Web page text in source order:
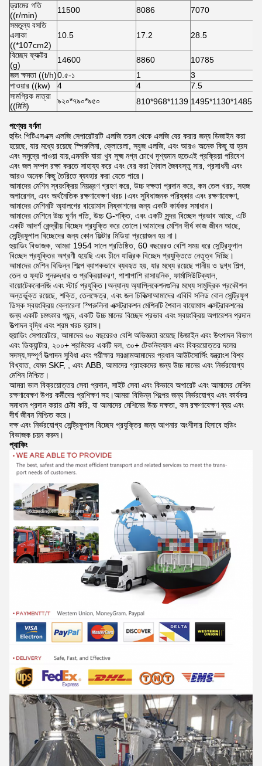
ড্রামের গতি
((r/min)
11500 8086
7070
সমতুল্য বসতি
এলাকা
((*107cm2)
10.5 17.2 28.5
বিচ্ছেদ ফ্যাক্টর
(g)
14600 8860
10785
জল ক্ষমতা ((t/h)0.৫-১ 1
3
পাওয়ার ((kw)
4 4
7.5
সামগ্রিক মাত্রা
((মিমি)
৯২০*৭৯০*৯৫০ 810*968*1139 1495*1130*1485
পণ্যের বর্ণনা
হুডিং পিটিএসএক্স এলজি সেপারেটরটি এলজি তরল থেকে এলজি বের করার জন্য ডিজাইন করা
হয়েছে, যার মধ্যে রয়েছে স্পিরুলিনা, ক্লোরেলা, সবুজ এলজি, এবং আরও অনেক কিছু যা হ্রদ
এবং সমুদ্রে পাওয়া যায়,এমনকি যারা খুব সূক্ষ্ম নগ্ন চোখে দৃশ্যমান হতেএই প্রক্রিয়া পরিবেশ
এবং জল সম্পদ রক্ষা করতে সাহায্য করে এবং বের করা শৈবাল জৈববস্তু সার, প্রসাধনী এবং
আরও অনেক কিছু তৈরিতে ব্যবহার করা যেতে পারে।
আমাদের মেশিন স্বয়ংক্রিয় নিয়ন্ত্রণ গ্রহণ করে, উচ্চ দক্ষতা প্রদান করে, কম তেল খরচ, সহজ
অপারেশন, এবং অর্থনৈতিক রক্ষণাবেক্ষণ খরচ।এবং সুবিধাজনক পরিষ্কার এবং রক্ষণাবেক্ষণ,
আমাদের মেশিনটি অ্যালগের বায়োমাস নিষ্কাশনের জন্য একটি কার্যকর সমাধান।
আমাদের মেশিনে উচ্চ ঘূর্ণন গতি, উচ্চ G-শক্তি, এবং একটি সুন্দর বিচ্ছেদ প্রভাব আছে, এটি
একটি আদর্শ কেন্দ্রীয় বিচ্ছেদ প্রযুক্তি করে তোলে।আমাদের মেশিন দীর্ঘ কাজ জীবন আছে,
সেন্ট্রিফুগাল বিচ্ছেদের জন্য কোন ফিল্টার মিডিয়া প্রয়োজন হয় না।
হুয়াডিং বিভাজক, আমরা 1954 সালে প্রতিষ্ঠিত, 60 বছরেরও বেশি সময় ধরে সেন্ট্রিফুগাল
বিচ্ছেদ প্রযুক্তির অগ্রণী হয়েছি এবং চীনে যান্ত্রিক বিচ্ছেদ প্রযুক্তিতে নেতৃত্ব দিচ্ছি।
আমাদের মেশিন বিভিন্ন শিল্পে ব্যাপকভাবে ব্যবহৃত হয়, যার মধ্যে রয়েছে পানীয় ও দুগ্ধ শিল্প,
তেল ও ফ্যাট পুনরুদ্ধার ও প্রক্রিয়াকরণ, পাশাপাশি রাসায়নিক, ফার্মাসিউটিক্যাল,
বায়োটেকনোলজি এবং স্টার্চ প্রযুক্তি।অন্যান্য অ্যাপ্লিকেশনগুলির মধ্যে সামুদ্রিক প্রকৌশল
অন্তর্ভুক্ত রয়েছে, শক্তি, তেলক্ষেত্র, এবং জল চিকিত্সাআমাদের এবিবি সলিড বোল সেন্ট্রিফুগ
ডিস্ক স্বয়ংক্রিয় ক্লোরেলা স্পিরুলিনা এক্সট্রাকশন মেশিনটি শৈবাল বায়োমাস এক্সট্রাকশনের
জন্য একটি চমৎকার পছন্দ, একটি উচ্চ মানের বিচ্ছেদ প্রভাব এবং স্বয়ংক্রিয় অপারেশন প্রদান
উত্পাদন বৃদ্ধি এবং শ্রম খরচ হ্রাস।
হুয়াডিং সেপারেটরে, আমাদের ৬০ বছরেরও বেশি অভিজ্ঞতা রয়েছে ডিজাইন এবং উৎপাদন বিভাগ
এবং ডিক্যান্টার, ২০০+ শ্রমিকের একটি দল, ৩০+ টেকনিক্যাল এবং বিক্রয়োত্তর দলের
সদস্য,সম্পূর্ণ উত্পাদন সুবিধা এবং পরীক্ষার সরঞ্জামআমাদের প্রধান আউটসোর্সিং যন্ত্রাংশ বিশ্ব
বিখ্যাত, যেমন SKF, , এবং ABB, আমাদের গ্রাহকদের জন্য উচ্চ মানের এবং নির্ভরযোগ্য
মেশিন নিশ্চিত।
আমরা ভাল বিক্রয়োত্তর সেবা প্রদান, সাইট সেবা এবং কিভাবে অপারেট এবং আমাদের মেশিন
রক্ষণাবেক্ষণ উপর কর্মীদের প্রশিক্ষণ সহ।আমরা বিভিন্ন শিল্পের জন্য নির্ভরযোগ্য এবং কার্যকর
সমাধান প্রদান করার চেষ্টা করি, যা আমাদের মেশিনের উচ্চ দক্ষতা, কম রক্ষণাবেক্ষণ ব্যয় এবং
দীর্ঘ জীবন নিশ্চিত করে।
দক্ষ এবং নির্ভরযোগ্য সেন্ট্রিফুগাল বিচ্ছেদ প্রযুক্তির জন্য আপনার অংশীদার হিসাবে হুডিং
বিভাজক চয়ন করুন।
প্যাকিং